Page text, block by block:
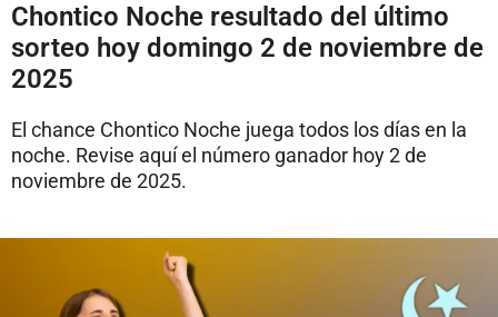
Chontico Noche resultado del último
sorteo hoy domingo 2 de noviembre de
2025
El chance Chontico Noche juega todos los días en la
noche. Revise aquí el número ganador hoy 2 de
noviembre de 2025.